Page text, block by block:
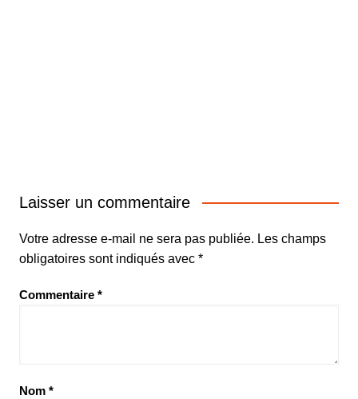
Laisser un commentaire
Votre adresse e-mail ne sera pas publiée. Les champs
obligatoires sont indiqués avec *
Commentaire *
Nom *